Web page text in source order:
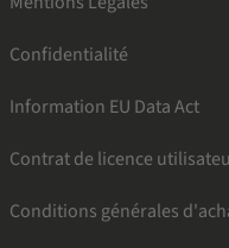
Confidentialité
Information EU Data Act
Contrat de licence
Conditions générales